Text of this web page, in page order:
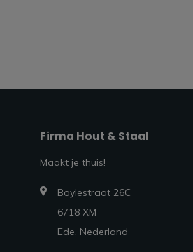
Firma Hout & Staal
Maakt je thuis!
Boylestraat 26C
6718 XM
Ede, Nederland